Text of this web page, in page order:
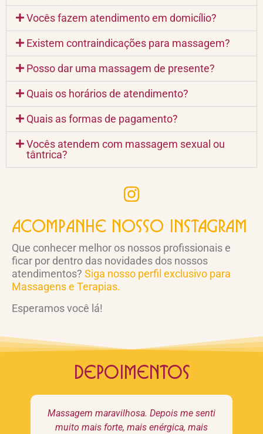
Vocês fazem atendimento em domicílio?
Existem contraindicações para massagem?
Posso dar uma massagem de presente?
Quais os horários de atendimento?
Quais as formas de pagamento?
Vocês atendem com massagem sexual ou
tântrica?
Acompanhe nosso instagram
Que conhecer melhor os nossos profissionais e
ficar por dentro das novidades dos nossos
atendimentos? Siga nosso perfil exclusivo para
Massagens e Terapias.
Esperamos você lá!
Depoimentos
Massagem maravilhosa. Depois me senti
muito mais forte, mais enérgica, mais